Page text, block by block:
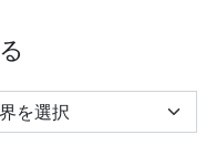
Industry